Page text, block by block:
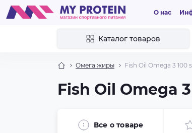
О нас
Каталог товаров
Омега жиры Fish Oil Omega 3 100
Fish Oil Omega
Все о товаре